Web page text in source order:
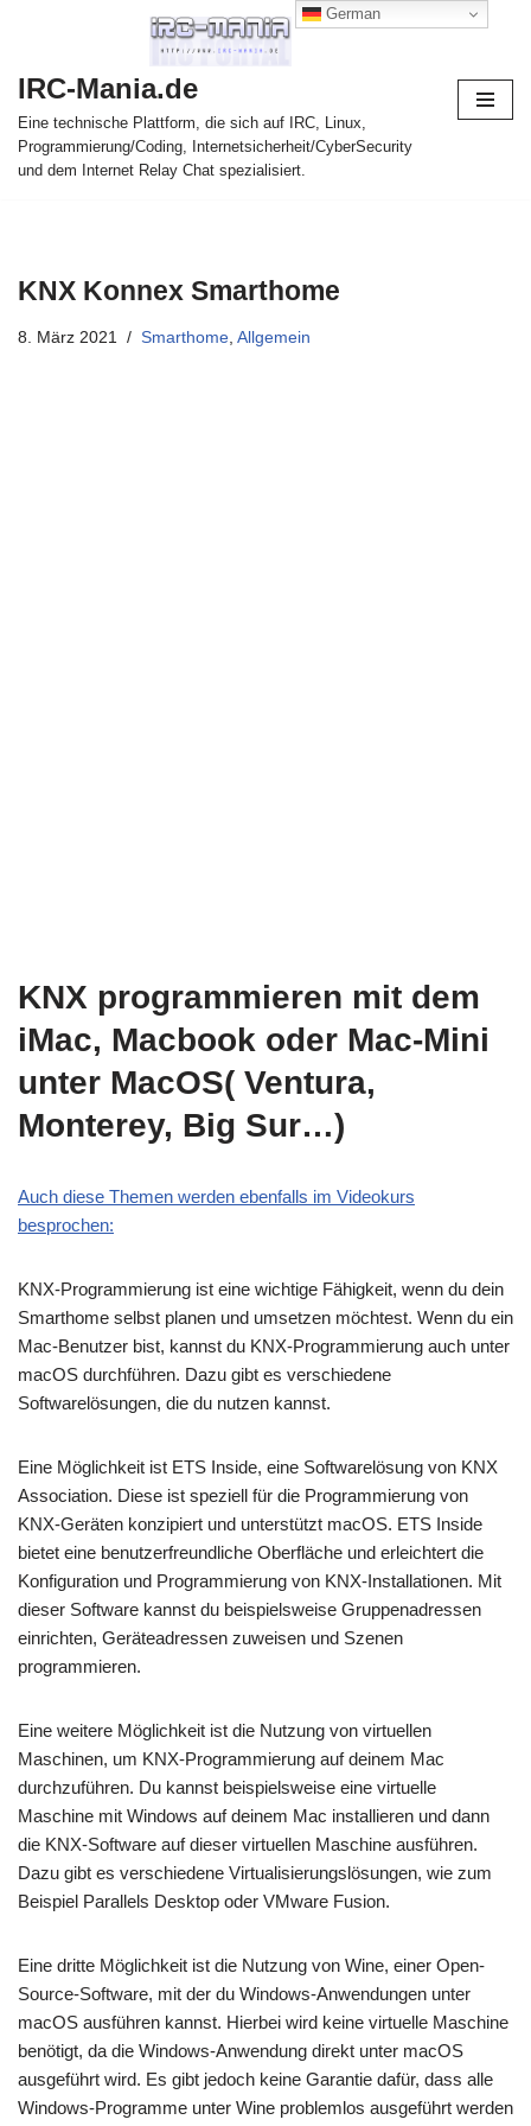
Inhalt
springen
IRC-Mania.de
Eine technische Plattform, die sich auf IRC, Linux,
Programmierung/Coding, Internetsicherheit/CyberSecurity
und dem Internet Relay Chat spezialisiert.
KNX Konnex Smarthome
8. März 2021 Smarthome Allgemein
KNX programmieren mit dem
iMac, Macbook oder Mac-Mini
unter MacOS( Ventura,
Monterey, Big Sur…)
Auch diese Themen werden ebenfalls im Videokurs
besprochen:
KNX-Programmierung ist eine wichtige Fähigkeit, wenn du dein
Smarthome selbst planen und umsetzen möchtest. Wenn du ein
Mac-Benutzer bist, kannst du KNX-Programmierung auch unter
macOS durchführen. Dazu gibt es verschiedene
Softwarelösungen, die du nutzen kannst.
Eine Möglichkeit ist ETS Inside, eine Softwarelösung von KNX
Association. Diese ist speziell für die Programmierung von
KNX-Geräten konzipiert und unterstützt macOS. ETS Inside
bietet eine benutzerfreundliche Oberfläche und erleichtert die
Konfiguration und Programmierung von KNX-Installationen. Mit
dieser Software kannst du beispielsweise Gruppenadressen
einrichten, Geräteadressen zuweisen und Szenen
programmieren.
Eine weitere Möglichkeit ist die Nutzung von virtuellen
Maschinen, um KNX-Programmierung auf deinem Mac
durchzuführen. Du kannst beispielsweise eine virtuelle
Maschine mit Windows auf deinem Mac installieren und dann
die KNX-Software auf dieser virtuellen Maschine ausführen.
Dazu gibt es verschiedene Virtualisierungslösungen, wie zum
Beispiel Parallels Desktop oder VMware Fusion.
Eine dritte Möglichkeit ist die Nutzung von Wine, einer Open-
Source-Software, mit der du Windows-Anwendungen unter
macOS ausführen kannst. Hierbei wird keine virtuelle Maschine
benötigt, da die Windows-Anwendung direkt unter macOS
ausgeführt wird. Es gibt jedoch keine Garantie dafür, dass alle
Windows-Programme unter Wine problemlos ausgeführt werden
German